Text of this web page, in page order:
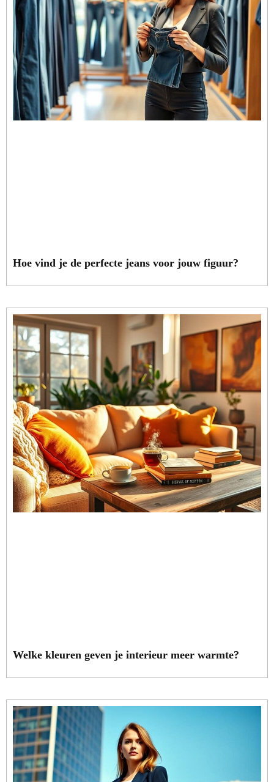
Hoe vind je de perfecte jeans voor jouw figuur?
Welke kleuren geven je interieur meer warmte?